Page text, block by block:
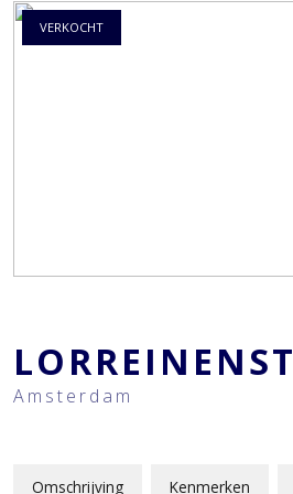
VERKOCHT
Amsterdam
Omschrijving Kenmerken